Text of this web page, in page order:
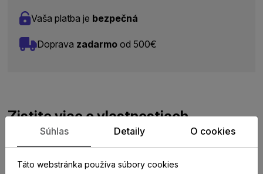
Vaša platba je bezpečná
Doprava zadarmo od 500€
Zistite viac o vlastnostiach
produktu
Súhlas Detaily O cookies
Táto webstránka používa súbory cookies